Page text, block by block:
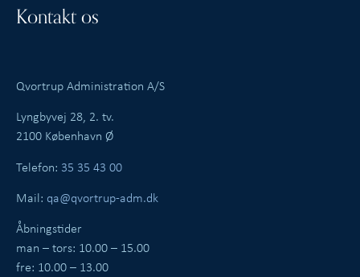
Kontakt os
Qvortrup Administration A/S
Lyngbyvej 28, 2. tv.
2100 København Ø
Telefon: 35 35 43 00
Mail: qa@qvortrup-adm.dk
Åbningstider
man – tors: 10.00 – 15.00
fre: 10.00 – 13.00